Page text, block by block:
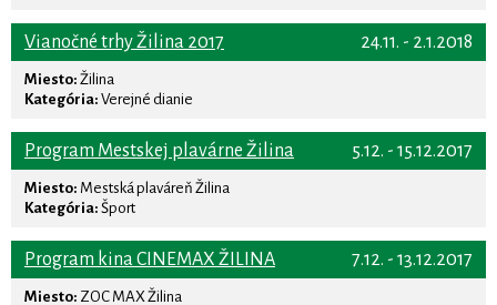
24.11. - 2.1.2018
Vianočné trhy Žilina 2017
Miesto: Žilina
Kategória: Verejné dianie
5.12. - 15.12.2017
Program Mestskej plavárne Žilina
Miesto: Mestská plaváreň Žilina
Kategória: Šport
7.12. - 13.12.2017
Program kina CINEMAX ŽILINA
Miesto: ZOC MAX Žilina